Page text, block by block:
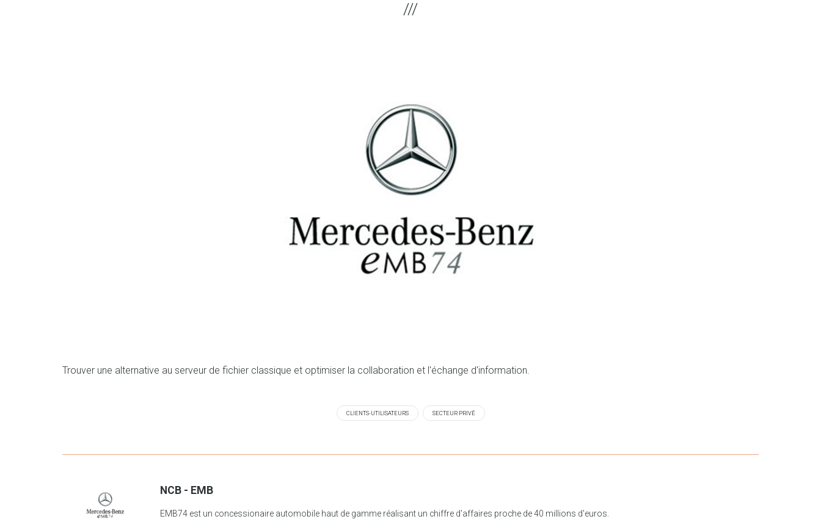
Trouver une alternative au serveur de fichier classique et optimiser la collaboration et l'échange d'information.
CLIENTS-UTILISATEURS SECTEUR PRIVÉ
NCB - EMB
EMB74 est un concessionaire automobile haut de gamme réalisant un chiffre d'affaires proche de 40 millions d'euros.